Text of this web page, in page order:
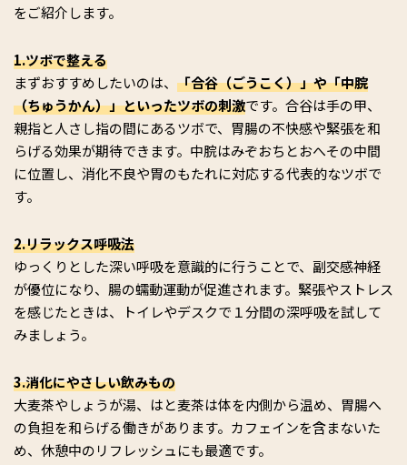
をご紹介します。
1.ツボで整える
まずおすすめしたいのは、 「合谷（ごうこく）」や「中脘
（ちゅうかん）」といったツボの刺激です。合谷は手の甲、
親指と人さし指の間にあるツボで、胃腸の不快感や緊張を和
らげる効果が期待できます。中脘はみぞおちとおへその中間
に位置し、消化不良や胃のもたれに対応する代表的なツボで
す。
2.リラックス呼吸法
ゆっくりとした深い呼吸を意識的に行うことで、副交感神経
が優位になり、腸の蠕動運動が促進されます。緊張やストレス
を感じたときは、トイレやデスクで１分間の深呼吸を試して
みましょう。
3.消化にやさしい飲みもの
大麦茶やしょうが湯、はと麦茶は体を内側から温め、胃腸へ
の負担を和らげる働きがあります。カフェインを含まないた
め、休憩中のリフレッシュにも最適です。